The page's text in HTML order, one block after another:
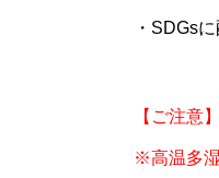
・SDGs
【ご注意】
※高温多